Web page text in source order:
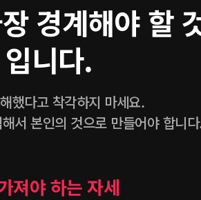
경계해야 할
니다.
했다고 착각하지 마세요.
서 본인의 것으로 만들어야 합니
져야 하는 자세